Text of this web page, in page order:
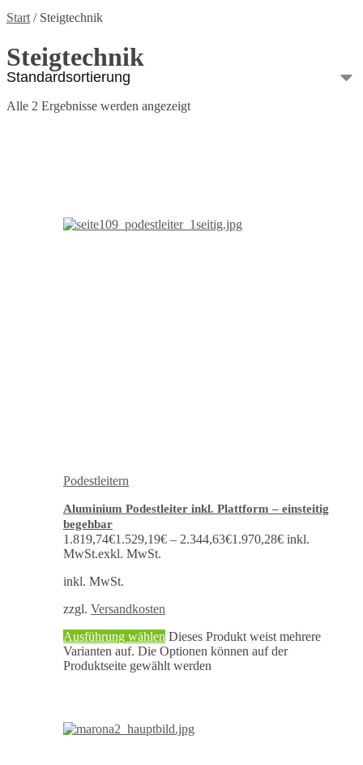
Start / Steigtechnik
Steigtechnik
Alle 2 Ergebnisse werden angezeigt
Podestleitern
Aluminium Podestleiter inkl. Plattform – einsteitig
begehbar
1.819,74€1.529,19€ – 2.344,63€1.970,28€ inkl.
MwSt.exkl. MwSt.
inkl. MwSt.
zzgl. Versandkosten
Ausführung wählen Dieses Produkt weist mehrere
Varianten auf. Die Optionen können auf der
Produktseite gewählt werden